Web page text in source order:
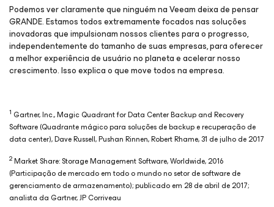
Podemos ver claramente que ninguém na Veeam deixa de pensar
GRANDE. Estamos todos extremamente focados nas soluções
inovadoras que impulsionam nossos clientes para o progresso,
independentemente do tamanho de suas empresas, para oferecer
a melhor experiência de usuário no planeta e acelerar nosso
crescimento. Isso explica o que move todos na empresa.
1 Gartner, Inc., Magic Quadrant for Data Center Backup and Recovery
Software (Quadrante mágico para soluções de backup e recuperação de
data center), Dave Russell, Pushan Rinnen, Robert Rhame, 31 de julho de 2017
2Market Share: Storage Management Software, Worldwide, 2016
(Participação de mercado em todo o mundo no setor de software de
gerenciamento de armazenamento); publicado em 28 de abril de 2017;
analista da Gartner, JP Corriveau